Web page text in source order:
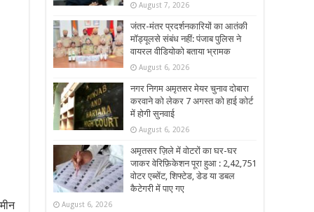
August 7, 2026
जंतर-मंतर प्रदर्शनकारियों का आतंकी
मॉड्यूलसे संबंध नहीं: पंजाब पुलिस ने
वायरल वीडियोको बताया भ्रामक
August 6, 2026
नगर निगम अमृतसर मेयर चुनाव दोबारा
करवाने को लेकर 7 अगस्त को हाई कोर्ट
में होगी सुनवाई
August 6, 2026
अमृतसर ज़िले में वोटरों का घर-घर
जाकर वेरिफ़िकेशन पूरा हुआ : 2,42,751
वोटर एब्सेंट, शिफ्टेड, डेड या डबल
कैटेगरी में पाए गए
August 6, 2026